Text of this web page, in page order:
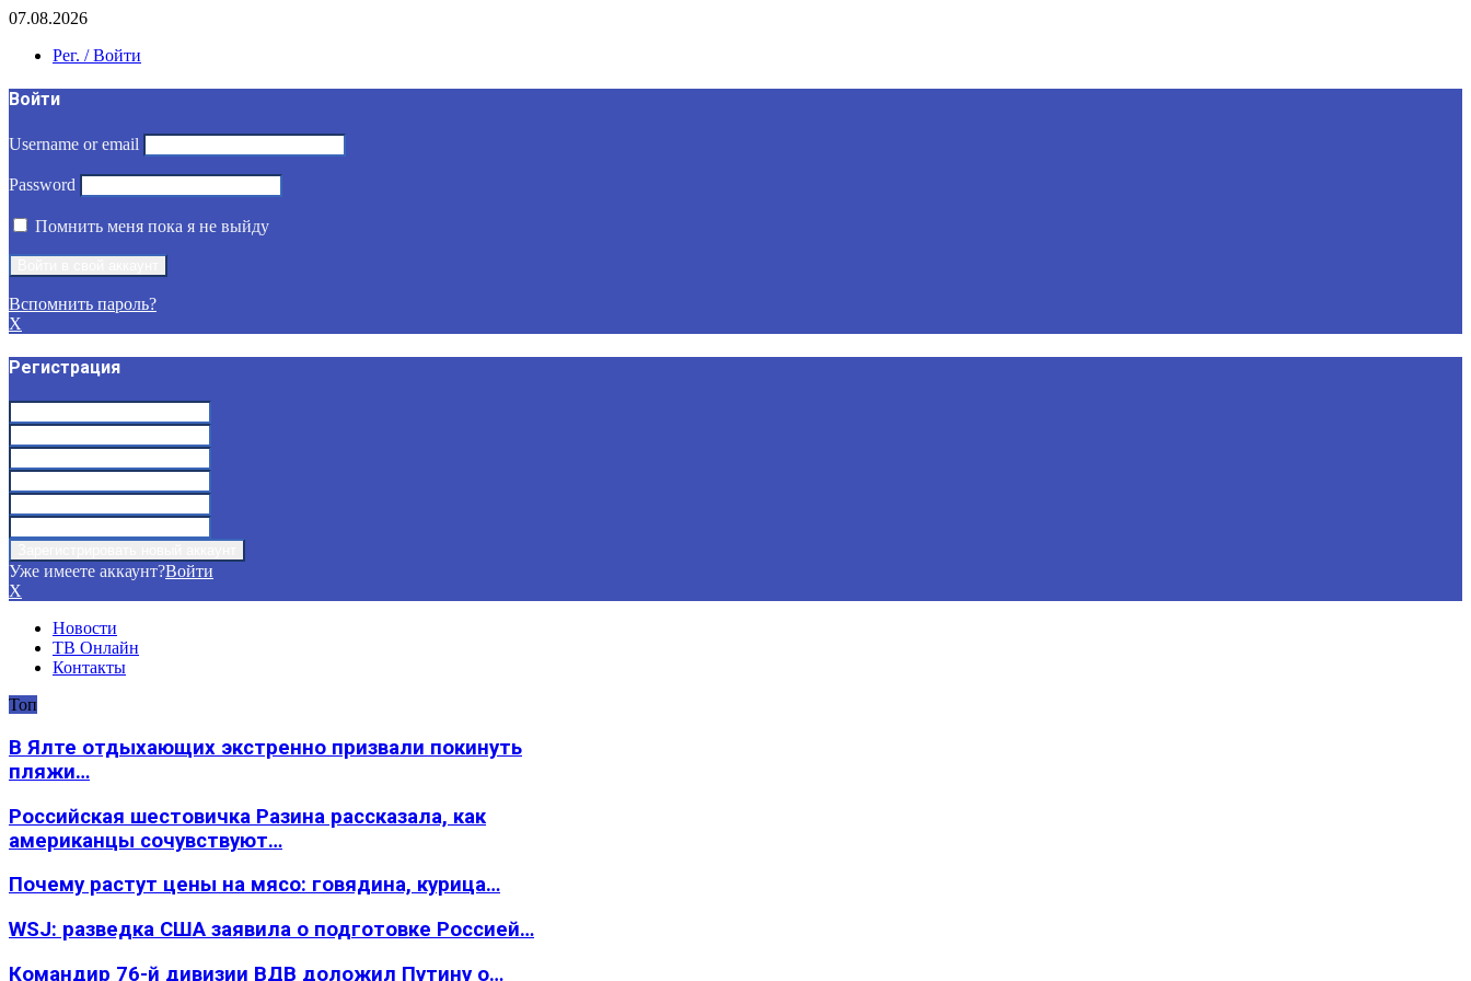
07.08.2026
Рег. / Войти
Войти
Username or email
Password
Помнить меня пока я не выйду
Вспомнить пароль?
X
Регистрация
Уже имеете аккаунт?Войти
X
Новости
ТВ Онлайн
Контакты
Топ
В Ялте отдыхающих экстренно призвали покинуть
пляжи…
Российская шестовичка Разина рассказала, как
американцы сочувствуют…
Почему растут цены на мясо: говядина, курица…
WSJ: разведка США заявила о подготовке Россией…
Командир 76-й дивизии ВДВ доложил Путину о…